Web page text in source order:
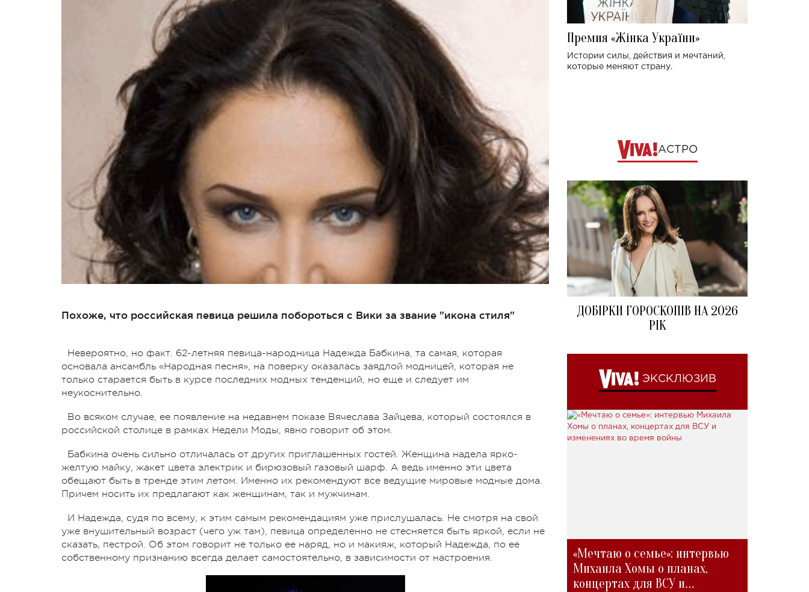
Похоже, что российская певица решила побороться с Вики за звание "икона стиля"
Невероятно, но факт. 62-летняя певица-народница Надежда Бабкина, та самая, которая
основала ансамбль «Народная песня», на поверку оказалась заядлой модницей, которая не
только старается быть в курсе последних модных тенденций, но еще и следует им
неукоснительно.
Во всяком случае, ее появление на недавнем показе Вячеслава Зайцева, который состоялся в
российской столице в рамках Недели Моды, явно говорит об этом.
Бабкина очень сильно отличалась от других приглашенных гостей. Женщина надела ярко-
желтую майку, жакет цвета электрик и бирюзовый газовый шарф. А ведь именно эти цвета
обещают быть в тренде этим летом. Именно их рекомендуют все ведущие мировые модные дома.
Причем носить их предлагают как женщинам, так и мужчинам.
И Надежда, судя по всему, к этим самым рекомендациям уже прислушалась. Не смотря на свой
уже внушительный возраст (чего уж там), певица определенно не стесняется быть яркой, если не
сказать, пестрой. Об этом говорит не только ее наряд, но и макияж, который Надежда, по ее
собственному признанию всегда делает самостоятельно, в зависимости от настроения.
Премия «Жінка України»
Истории силы, действия и мечтаний,
которые меняют страну.
АСТРО
ДОБІРКИ ГОРОСКОПІВ НА 2026
РІК
ЭКСКЛЮЗИВ
«Мечтаю о семье»: интервью
Михаила Хомы о планах,
концертах для ВСУ и